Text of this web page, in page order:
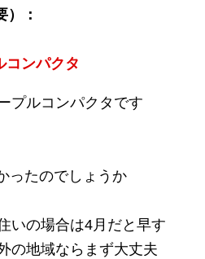
）：
コンパクタ
プルコンパクタです
ったのでしょうか
いの場合は4月だと早す
の地域ならまず大丈夫